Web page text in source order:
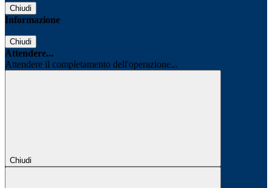
Chiudi
Informazione
Chiudi
Attendere...
Attendere il completamento dell'operazione...
Chiudi